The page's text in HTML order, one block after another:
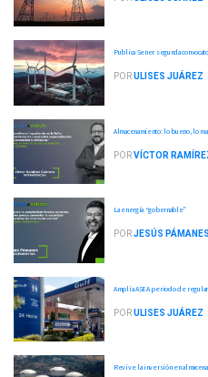
Publica Sener segunda
PORULISES JUÁREZ
Almacenamiento: lo bueno, lo
PORVÍCTOR
La energía “gobernable”
PORJESÚS PÁMANES
Amplía ASEA periodo de
PORULISES JUÁREZ
Revive la inversión en